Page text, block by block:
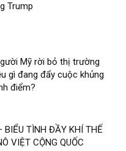
Trump
Mỹ rời bỏ thị trường
gì đang đẩy cuộc khủng
điểm?
BIỂU TÌNH ĐẦY KHÍ THẾ
VIỆT CỘNG QUỐC